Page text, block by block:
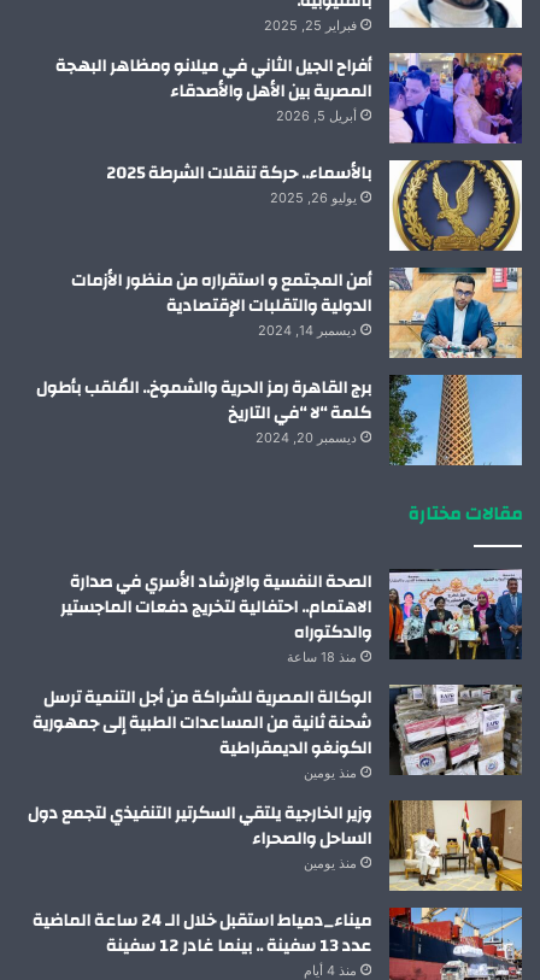
فبراير 25, 2025
أفراح الجيل الثاني في ميلانو ومظاهر البهجة
المصرية بين الأهل والأصدقاء
أبريل 5, 2026
بالأسماء.. حركة تنقلات الشرطة 2025
يوليو 26, 2025
أمن المجتمع و استقراره من منظور الأزمات
الدولية والتقلبات الإقتصادية
ديسمبر 14, 2024
برج القاهرة رمز الحرية والشموخ.. المُلقب بأطول
كلمة “لا “في التاريخ
ديسمبر 20, 2024
مقالات مختارة
الصحة النفسية والإرشاد الأسري في صدارة
الاهتمام.. احتفالية لتخريج دفعات الماجستير
والدكتوراه
منذ 18 ساعة
الوكالة المصرية للشراكة من أجل التنمية ترسل
شحنة ثانية من المساعدات الطبية إلى جمهورية
الكونغو الديمقراطية
منذ يومين
وزير الخارجية يلتقي السكرتير التنفيذي لتجمع دول
الساحل والصحراء
منذ يومين
ميناء_دمياط استقبل خلال الـ 24 ساعة الماضية
عدد 13 سفينة .. بينما غادر 12 سفينة
منذ 4 أيام